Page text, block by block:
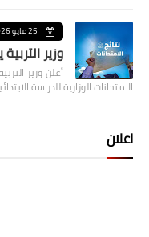
25 مايو 2026
وزير
أعلن وزير
الامتحانات الوزارية للدراسة
اعلان